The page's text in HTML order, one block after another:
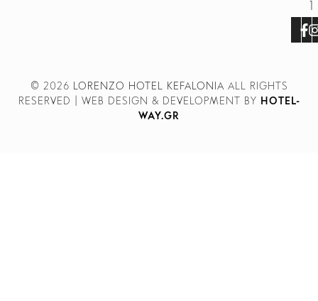
1
© 2026 LORENZO HOTEL KEFALONIA ALL RIGHTS
RESERVED | WEB DESIGN & DEVELOPMENT BY HOTEL-
WAY.GR